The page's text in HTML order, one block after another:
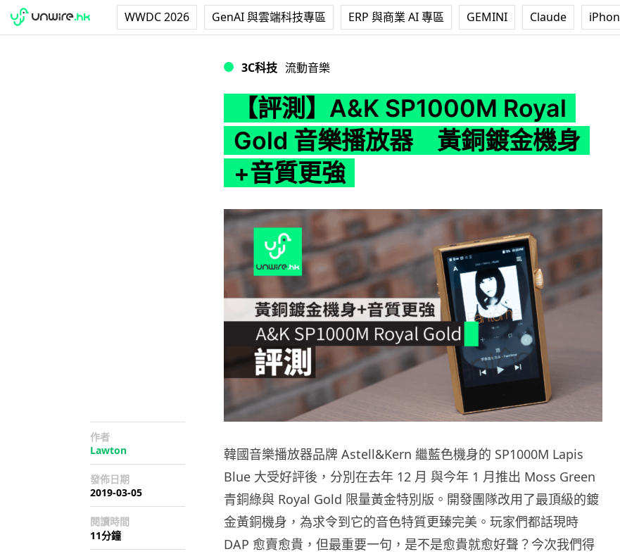
WWDC 2026 GenAI 與雲端科技專區 ERP 與商業 AI 專區 GEMINI Claude
3C科技 流動音樂
【評測】A&K SP1000M Royal
Gold 音樂播放器 黃銅鍍金機身
+音質更強
作者
Lawton
發佈日期
2019-03-05
閱讀時間
11分鐘
韓國音樂播放器品牌 Astell&Kern 繼藍色機身的 SP1000M Lapis
Blue 大受好評後，分別在去年 12 月 與今年 1 月推出 Moss Green
青銅綠與 Royal Gold 限量黃金特別版。開發團隊改用了最頂級的鍍
金黃銅機身，為求令到它的音色特質更臻完美。玩家們都話現時
DAP 愈賣愈貴，但最重要一句，是不是愈貴就愈好聲？今次我們得